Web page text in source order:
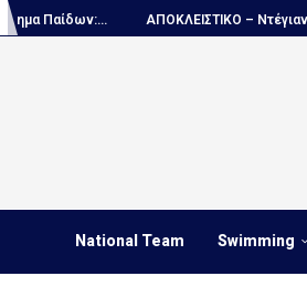
ΑΠΟΚΛΕΙΣΤΙΚΟ – Ντέγιαν Ουντόβιτσιτς...
National Team Swimming